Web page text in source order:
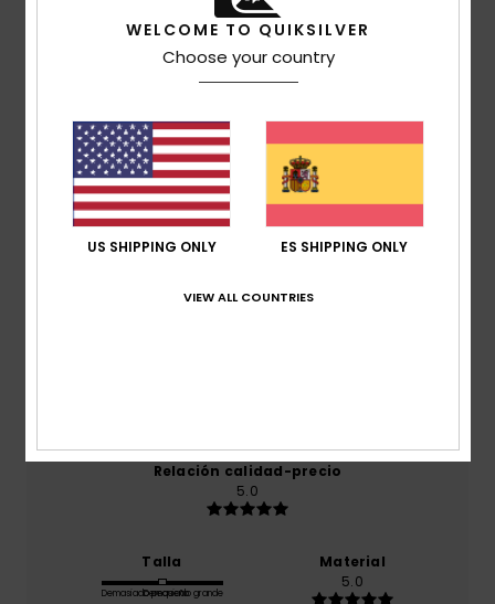
Reseñas de los clientes
Puntuación media
5.0/5
El 100% de nuestros clientes recomiendan este
Relación calidad-precio
5.0
Talla
Demasiado pequeño
Demasiado grande
Material
5.0
WELCOME TO QUIKSILVER
Choose your country
US SHIPPING ONLY ES SHIPPING ONLY
VIEW ALL COUNTRIES